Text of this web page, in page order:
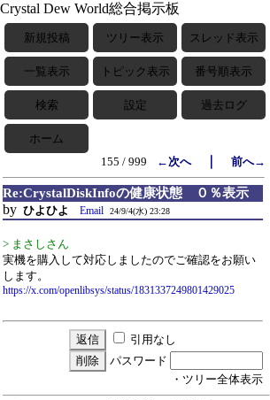
Crystal Dew World総合掲示板
新規投稿 ツリー表示 スレッド表示
一覧表示 トピック表示 番号順表示
検索 設定 過去ログ
ホーム
155 / 999
←次へ｜ 前へ→
Re:CrystalDiskInfoの健康状態 ０％表示
by ひよひよ Email 24/9/4(水) 23:28
> まさしさん
実機を購入して対応しましたのでご確認をお願い
します。
https://x.com/openlibsys/status/1831337249801429025
引用なし
パスワード
・ツリー全体表示